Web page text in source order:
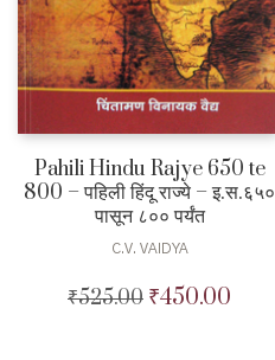
Pahili Hindu Rajye 650 te
800 – पहिली हिंदू राज्ये – इ.स.६५०
पासून ८०० पर्यंत
C.V. VAIDYA
₹525.00 Original
₹450.00